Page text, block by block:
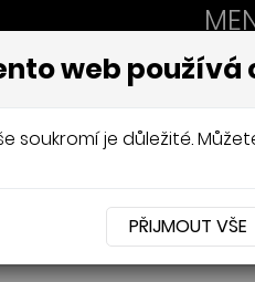
XXL
web používá
soukromí je důležité.
PŘIJMOUT VŠE